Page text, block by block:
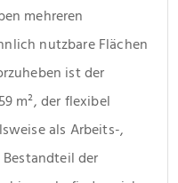
mehreren
nutzbare Flächen
ist der
m², der flexibel
als Arbeits-,
der